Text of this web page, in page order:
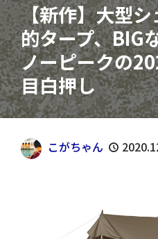
【新作】大型
的タープ、BIG
ノーピークの
目白押し
こがちゃん